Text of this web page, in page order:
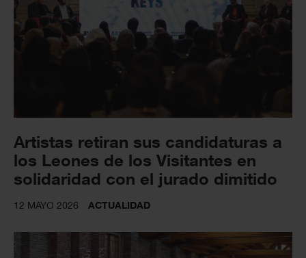
Artistas retiran sus candidaturas a
los Leones de los Visitantes en
solidaridad con el jurado dimitido
12 MAYO 2026 ACTUALIDAD